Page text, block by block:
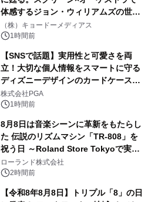
体感するジョン・ウィリアムズの世
界。ジョン・ウィリアムズ：シネマ・
スペクタキュラー・コンサート 開催決
（株）キョードーメディアス
1時間前
【SNSで話題】実用性と可愛さを両
立！大切な個人情報をスマートに守る
ディズニーデザインのカードケースを
株式会社PGAが8月7日発売
株式会社PGA
1時間前
8月8日は音楽シーンに革新をもたらし
た 伝説のリズムマシン「TR-808」を
祝う日 ～Roland Store Tokyoで実機
を展示しての 記念キャンペーンを開
催 英国ラジオ「NTS」の 特別プログ
アーティストを フィーチャーしたアニ
ローランド株式会社
2時間前
【令和8年8月8日】トリプル「8」の日